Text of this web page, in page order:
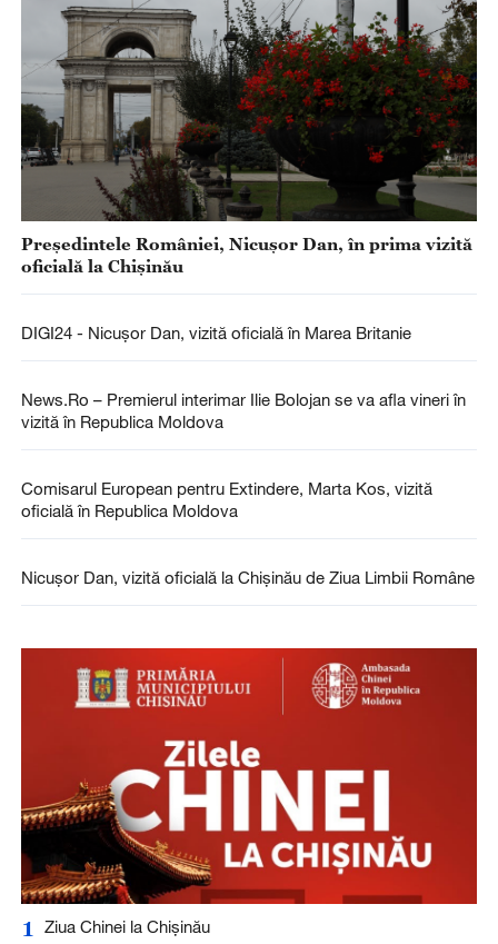
Președintele României, Nicușor Dan, în prima vizită
oficială la Chișinău
DIGI24 - Nicușor Dan, vizită oficială în Marea Britanie
News.Ro – Premierul interimar Ilie Bolojan se va afla vineri în
vizită în Republica Moldova
Comisarul European pentru Extindere, Marta Kos, vizită
oficială în Republica Moldova
Nicușor Dan, vizită oficială la Chișinău de Ziua Limbii Române
1 Ziua Chinei la Chișinău